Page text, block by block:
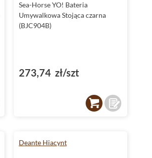
Sea-Horse YO! Bateria
Umywalkowa Stojąca czarna
(BJC904B)
273,74 zł/szt
Deante Hiacynt